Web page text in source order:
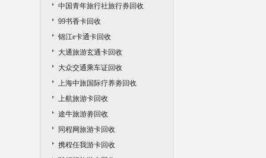
中国青年旅行社旅行券回收
99书香卡回收
锦江e卡通卡回收
大通旅游玄通卡回收
大众交通乘车证回收
上海中旅国际疗养劵回收
上航旅游卡回收
途牛旅游劵回收
同程网旅游卡回收
携程任我游卡回收